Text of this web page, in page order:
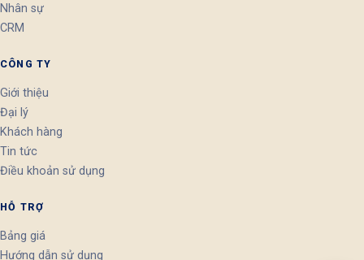
Nhân sự
CRM
CÔNG TY
Giới thiệu
Đại lý
Khách hàng
Tin tức
Điều khoản sử dụng
HỖ TRỢ
Bảng giá
Hướng dẫn sử dụng